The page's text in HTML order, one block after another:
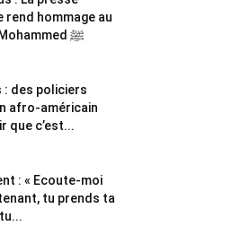
rend hommage au
Prophète Mohammed ﷺ
: des policiers
afro-américain
que c’est...
: « Ecoute-moi
tu prends ta